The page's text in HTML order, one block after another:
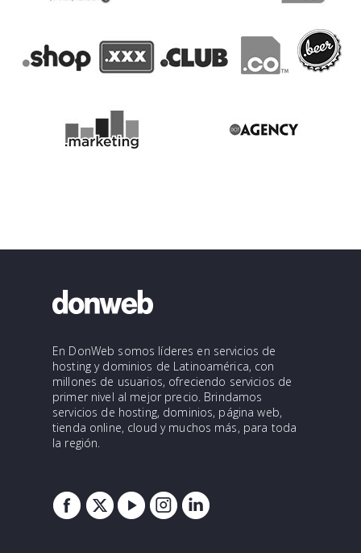
En DonWeb somos líderes en servicios de
hosting y dominios de Latinoamérica, con
millones de usuarios, ofreciendo servicios de
primer nivel al mejor precio. Brindamos
servicios de hosting, dominios, página web,
tienda online, cloud y muchos más, para toda
la región.